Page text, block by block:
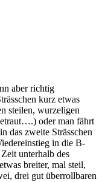
aber richtig
kurz etwas
steilen, wurzeligen
oder man fährt
das zweite Strässchen
in die B-
unterhalb des
breiter, mal steil,
drei gut überrollbaren